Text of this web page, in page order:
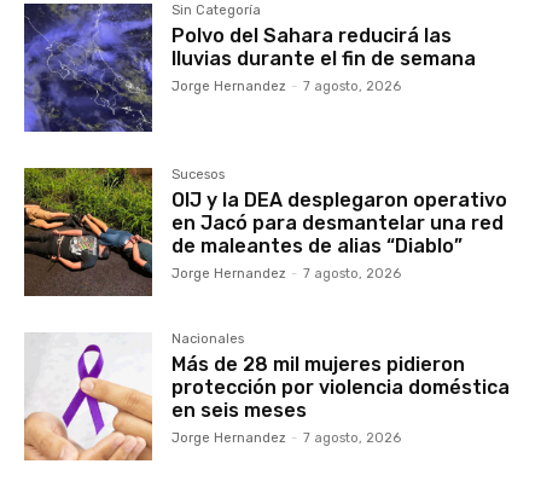
Sin Categoría
Polvo del Sahara reducirá las
lluvias durante el fin de semana
Jorge Hernandez - 7 agosto, 2026
Sucesos
OIJ y la DEA desplegaron operativo
en Jacó para desmantelar una red
de maleantes de alias “Diablo”
Jorge Hernandez - 7 agosto, 2026
Nacionales
Más de 28 mil mujeres pidieron
protección por violencia doméstica
en seis meses
Jorge Hernandez - 7 agosto, 2026